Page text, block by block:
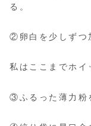
る。
②卵白を少しずつ
私はここまでホイ
③ふるった薄力粉